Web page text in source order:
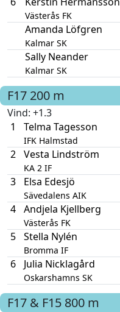
Västerås FK
Amanda Löfgren
Kalmar SK
Sally Neander
Kalmar SK
F17 200 m
Vind: +1.3
1
Telma Tagesson
IFK Halmstad
2 Vesta Lindström
KA 2 IF
3 Elsa Edesjö
Sävedalens AIK
4 Andjela Kjellberg
Västerås FK
5 Stella Nylén
Bromma IF
6 Julia Nicklagård
Oskarshamns SK
F17 & F15 800 m